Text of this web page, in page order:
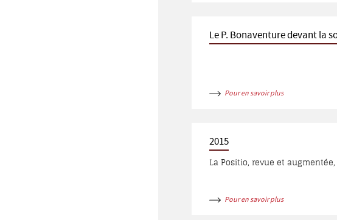
Le P. Bonaventure devant la
Pour en savoir plus
2015
La Positio, revue et
Pour en savoir plus